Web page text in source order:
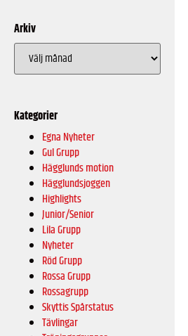
Arkiv
Kategorier
Egna Nyheter
Gul Grupp
Hägglunds motion
Hägglundsjoggen
Highlights
Junior/Senior
Lila Grupp
Nyheter
Röd Grupp
Rossa Grupp
Rossagrupp
Skyttis Spårstatus
Tävlingar